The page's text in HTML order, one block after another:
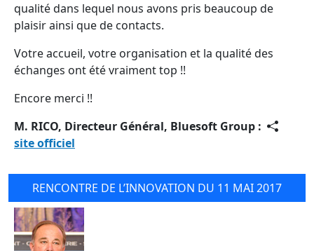
qualité dans lequel nous avons pris beaucoup de
plaisir ainsi que de contacts.
Votre accueil, votre organisation et la qualité des
échanges ont été vraiment top !!
Encore merci !!
M. RICO, Directeur Général, Bluesoft Group :
site officiel
RENCONTRE DE L’INNOVATION DU 11 MAI 2017